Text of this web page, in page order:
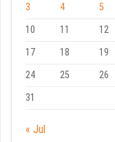
3
4 5
10
11 12
17
18 19
24
25 26
31
« Jul